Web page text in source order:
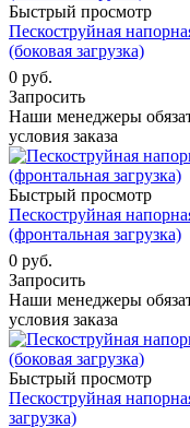
Быстрый просмотр
Пескоструйная
(боковая загрузка)
0 руб.
Запросить
Наши менеджеры
условия заказа
Быстрый просмотр
Пескоструйная
(фронтальная загрузка)
0 руб.
Запросить
Наши менеджеры
условия заказа
Быстрый просмотр
Пескоструйная
загрузка)